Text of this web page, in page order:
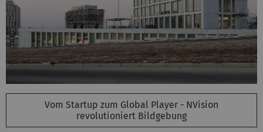
Vom Startup zum Global Player - NVision
revolutioniert Bildgebung